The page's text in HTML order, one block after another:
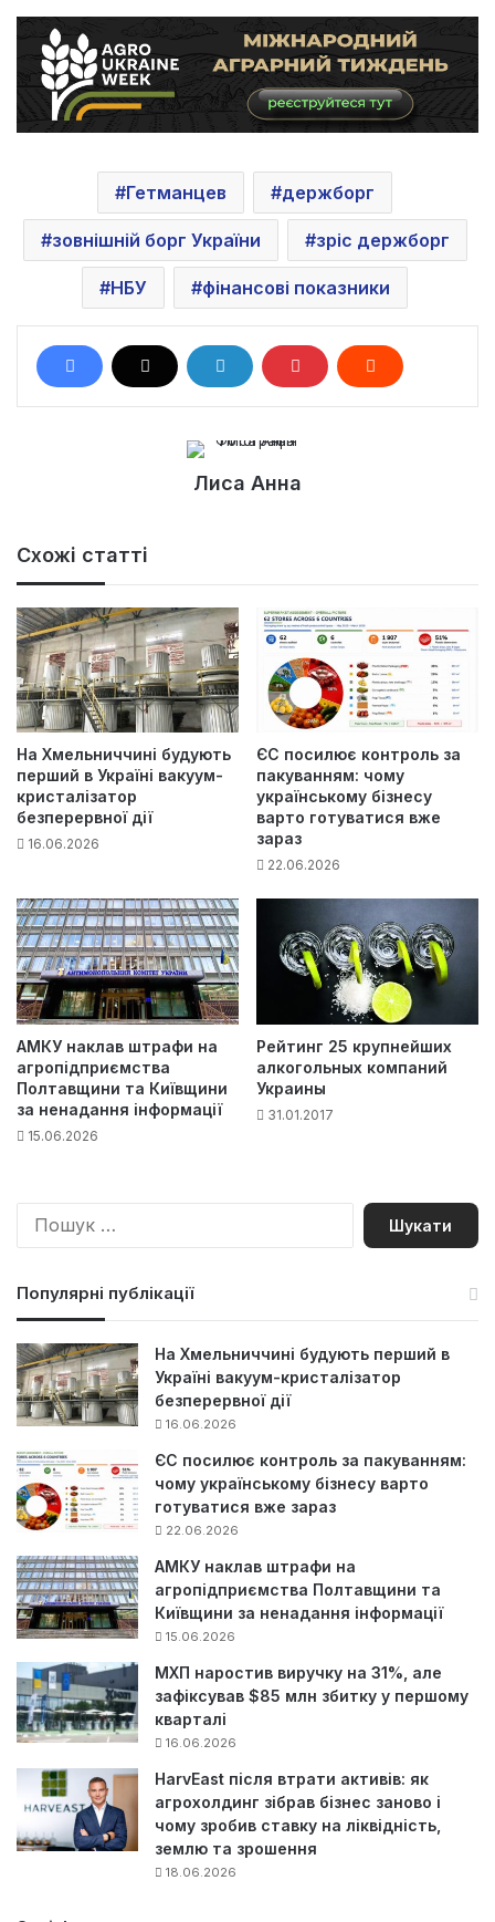
Гетманцев держборг
зовнішній борг України зріс держборг
НБУ фінансові показники
Лиса Анна
Схожі статті
На Хмельниччині будують
перший в Україні вакуум-
кристалізатор
безперервної дії
16.06.2026
ЄС посилює контроль за
пакуванням: чому
українському бізнесу
варто готуватися вже
зараз
22.06.2026
АМКУ наклав штрафи на
агропідприємства
Полтавщини та Київщини
за ненадання інформації
15.06.2026
Рейтинг 25 крупнейших
алкогольных компаний
Украины
31.01.2017
П
Популярні публікації
На Хмельниччині будують перший в
Україні вакуум-кристалізатор
безперервної дії
16.06.2026
ЄС посилює контроль за пакуванням:
чому українському бізнесу варто
готуватися вже зараз
22.06.2026
АМКУ наклав штрафи на
агропідприємства Полтавщини та
Київщини за ненадання інформації
15.06.2026
МХП наростив виручку на 31%, але
зафіксував $85 млн збитку у першому
кварталі
16.06.2026
HarvEast після втрати активів: як
агрохолдинг зібрав бізнес заново і
чому зробив ставку на ліквідність,
землю та зрошення
18.06.2026